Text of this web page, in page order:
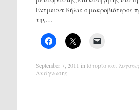
Εντμουντ Κήλυ: ο μακροβιότερος
της…
September 7, 2011 in Ιστορία και
Ανάγνωσης.